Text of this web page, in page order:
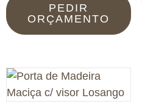
PEDIR
ORÇAMENTO